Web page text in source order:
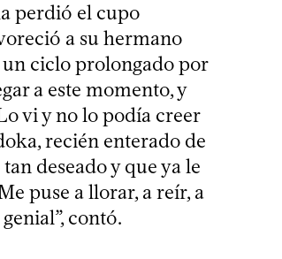
perdió el cupo
a su hermano
ciclo prolongado por
a este momento, y
vi y no lo podía creer
recién enterado de
deseado y que ya le
puse a llorar, a reír, a
contó.